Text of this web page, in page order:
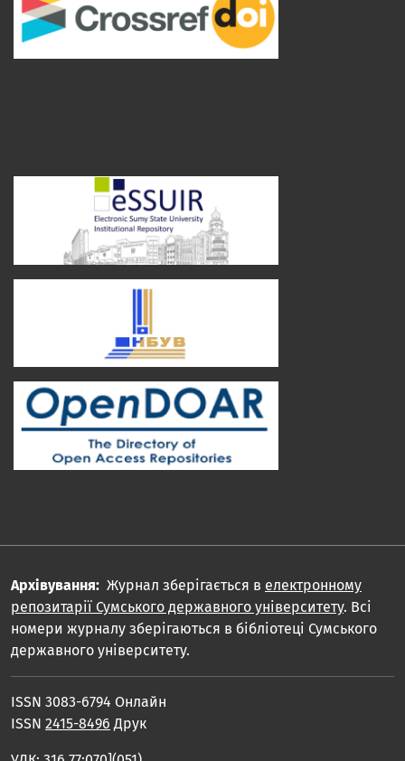
Архівування: Журнал зберігається в електронному
репозитарії Сумського державного університету. Всі
номери журналу зберігаються в бібліотеці Сумського
державного університету.
ISSN 3083-6794 Онлайн
ISSN 2415-8496 Друк